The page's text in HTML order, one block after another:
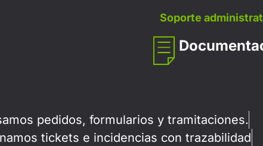
Soporte
pedidos, formularios y tramitaciones.
tickets e incidencias con trazabilidad